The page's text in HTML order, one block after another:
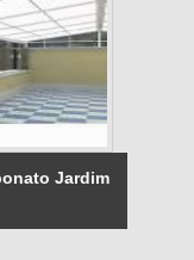
Jardim